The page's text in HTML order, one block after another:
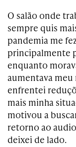
O salão onde
sempre quis
pandemia me
principalmente
enquanto
aumentava meu
enfrentei
mais minha
motivou a
retorno ao
deixei de lado.